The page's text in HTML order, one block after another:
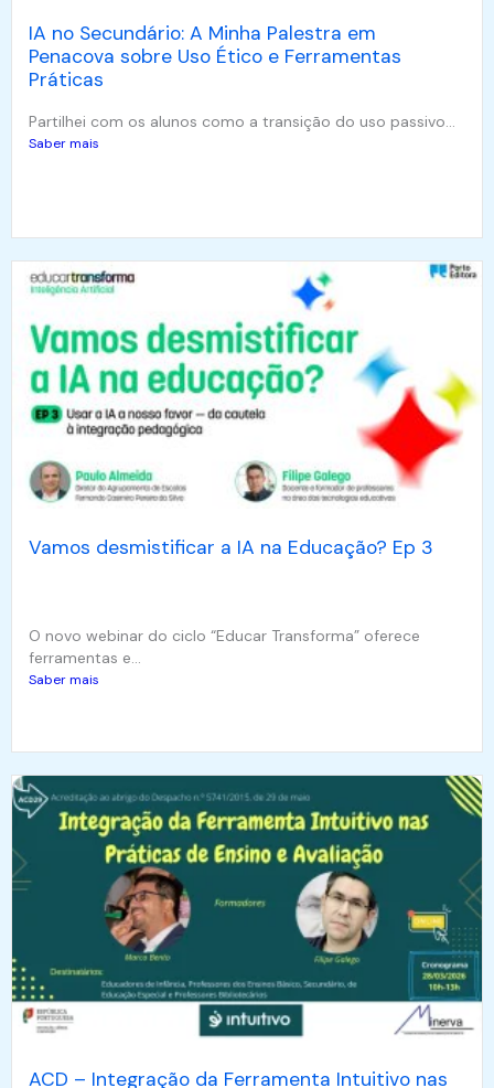
IA no Secundário: A Minha Palestra em
Penacova sobre Uso Ético e Ferramentas
Práticas
Partilhei com os alunos como a transição do uso passivo...
Saber mais
Vamos desmistificar a IA na Educação? Ep 3
O novo webinar do ciclo “Educar Transforma” oferece
ferramentas e...
Saber mais
ACD – Integração da Ferramenta Intuitivo nas